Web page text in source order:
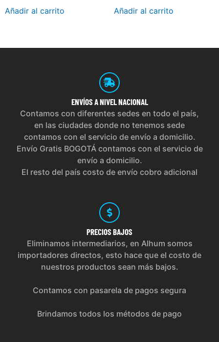
Añadir al carrito Añadir al carrito
ENVÍOS A NIVEL NACIONAL
Contamos con diferentes sedes en todo el país,
en las ciudades donde no tenemos sede
contamos con el servicio de envío a domicilio.
Envío Gratis BOGOTÁ contamos con el servicio de
envío a domicilio.
El resto del país costo de envío cobro adicional
PRECIOS BAJOS
Eliminamos intermediarios, en Alhum somos
importadores directos, esto hace que el costo de
nuestros productos sean más bajos.
Contamos con pasarela de pagos segura
Brindamos todos los métodos de pago